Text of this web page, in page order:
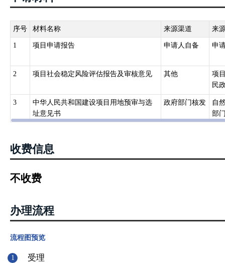
序号 材料名称 来源渠道 来
1 项目申请报告 申请人自备 申
2 项目社会稳定风险评估报告及审核意见 其他
项
民
3
中华人民共和国建设项目用地预审与选
址意见书
政府部门核发
自
部
收费信息
不收费
办理流程
流程图预览
1 受理